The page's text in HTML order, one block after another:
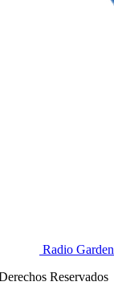
Radio Garden
Reservados